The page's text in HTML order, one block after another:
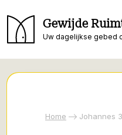
Gewijde
Uw dagelijkse gebed
Home Johannes